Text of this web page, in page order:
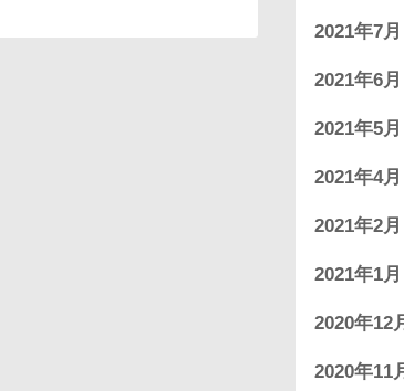
2021年7月
2021年6月
2021年5月
2021年4月
2021年2月
2021年1月
2020年12
2020年11